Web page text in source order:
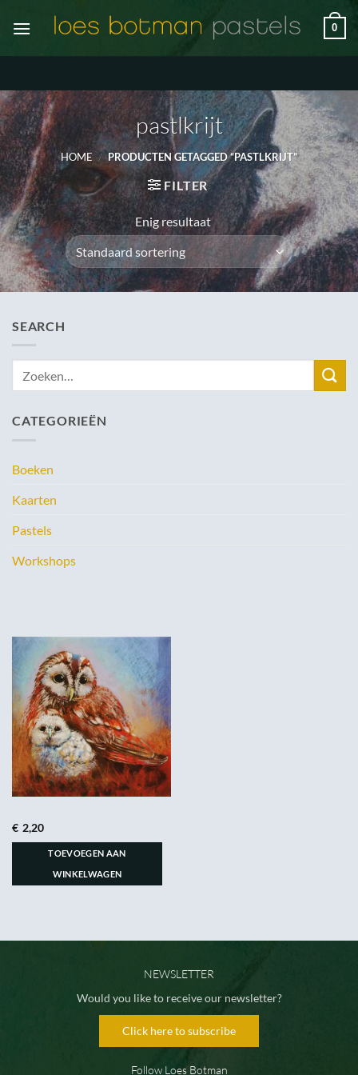
naar
0
pastlkrijt
HOME / PRODUCTEN GETAGGED “PASTLKRIJT”
FILTER
Enig resultaat
SEARCH
CATEGORIEËN
Boeken
Kaarten
Pastels
Workshops
€ 2,20
TOEVOEGEN AAN
WINKELWAGEN
NEWSLETTER
Would you like to receive our newsletter?
Click here to subscribe
Follow Loes Botman